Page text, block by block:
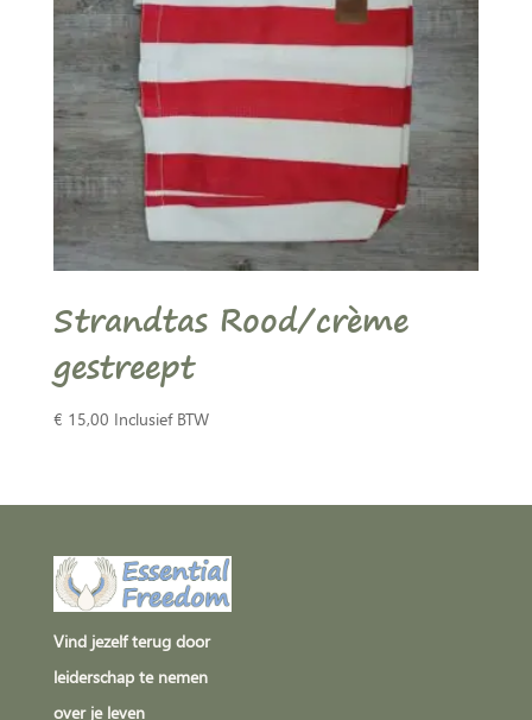
Strandtas Rood/crème
gestreept
€ 15,00 Inclusief BTW
Vind jezelf terug door
leiderschap te nemen
over je leven